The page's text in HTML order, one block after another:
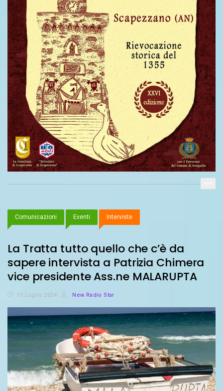
Comunicazioni Eventi Interviste
La Tratta tutto quello che c’è da
sapere intervista a Patrizia Chimera
vice presidente Ass.ne MALARUPTA
15 Luglio 2024 New Radio Star